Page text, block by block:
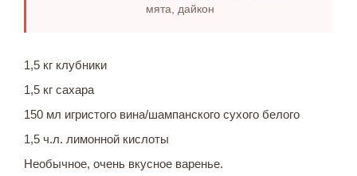
мята, дайкон
1,5 кг клубники
1,5 кг сахара
150 мл игристого вина/шампанского сухого белого
1,5 ч.л. лимонной кислоты
Необычное, очень вкусное варенье.